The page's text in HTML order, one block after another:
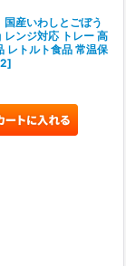
国産いわしとごぼう
ンジ対応 トレー 高
レトルト食品 常温保
]